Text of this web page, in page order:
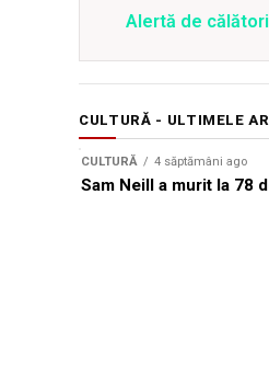
Alertă de
CULTURĂ - ULTIMELE
CULTURĂ 4 săptămâni ago
Sam Neill a murit la 78